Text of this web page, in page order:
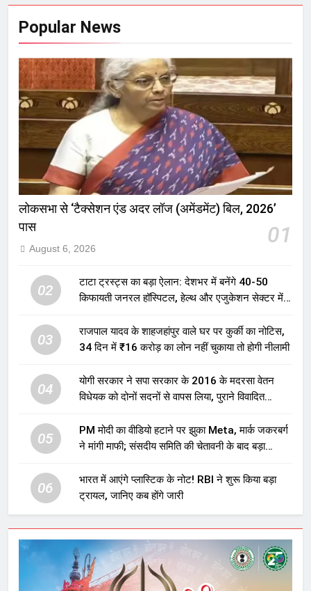
Popular News
लोकसभा से ‘टैक्सेशन एंड अदर लॉज (अमेंडमेंट) बिल, 2026’
पास
01
August 6, 2026
02
टाटा ट्रस्ट्स का बड़ा ऐलान: देशभर में बनेंगे 40-50
किफायती जनरल हॉस्पिटल, हेल्थ और एजुकेशन सेक्टर में
03
राजपाल यादव के शाहजहांपुर वाले घर पर कुर्की का नोटिस,
34 दिन में ₹16 करोड़ का लोन नहीं चुकाया तो होगी नीलामी
04
योगी सरकार ने सपा सरकार के 2016 के मदरसा वेतन
विधेयक को दोनों सदनों से वापस लिया, पुराने विवादित
05
PM मोदी का वीडियो हटाने पर झुका Meta, मार्क जकरबर्ग
ने मांगी माफी; संसदीय समिति की चेतावनी के बाद बड़ा
06
भारत में आएंगे प्लास्टिक के नोट! RBI ने शुरू किया बड़ा
ट्रायल, जानिए कब होंगे जारी